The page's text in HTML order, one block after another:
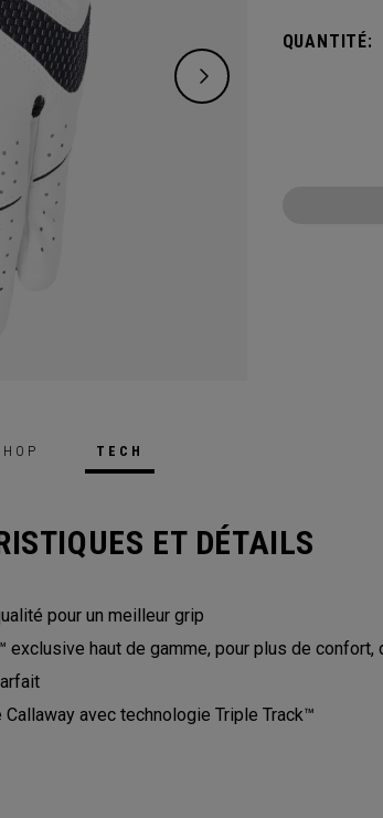
QUANTITÉ:
TECH
ET DÉTAILS
pour un meilleur grip
exclusive haut de gamme, pour plus de
avec technologie Triple Track™